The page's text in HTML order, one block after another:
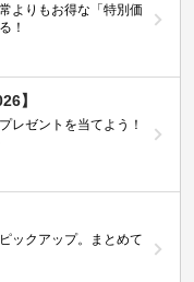
よりもお得な「特別価
！
】
レゼントを当てよう！
ックアップ。まとめて